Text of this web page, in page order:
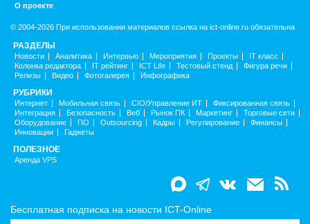
О проекте
© 2004-2026 При использовании материалов ссылка на ict-online.ru обязательна
РАЗДЕЛЫ
Новости Аналитика Интервью Мероприятия Проекты
IT класс
Колонка редактора
IT рейтинг ICT Life Тестовый стенд
Фигура речи
Релизы
Видео Фотогалерея Инфографика
РУБРИКИ
Интернет Мобильная связь CIO/Управление ИТ
Фиксированная связь
Интеграция
Безопасность Веб Рынок ПК Маркетинг
Торговые сети
Оборудование
ПО Outsourcing Кадры Регулирование
Финансы
Инновации
Гаджеты
ПОЛЕЗНОЕ
Аренда VPS
Бесплатная подписка на новости ICT-Online